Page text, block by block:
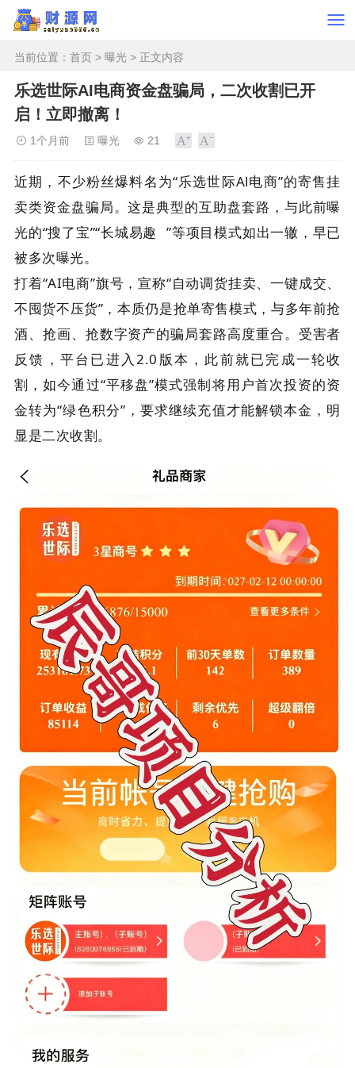
当前位置： 首页 > 曝光 > 正文内容
乐选世际AI电商资金盘骗局，二次收割已开
启！立即撤离！
1个月前 曝光 21
近期，不少粉丝爆料名为“乐选世际Al电商”的寄售挂
卖类资金盘骗局。这是典型的互助盘套路，与此前曝
光的“搜了宝”“长城易趣
”等项目模式如出一辙，早已
被多次曝光。
打着“AI电商”旗号，宣称“自动调货挂卖、一键成交、
不囤货不压货”，本质仍是抢单寄售模式，与多年前抢
酒、抢画、抢数字资产的骗局套路高度重合。受害者
反馈，平台已进入2.0版本，此前就已完成一轮收
割，如今通过“平移盘”模式强制将用户首次投资的资
金转为“绿色积分”，要求继续充值才能解锁本金，明
显是二次收割。